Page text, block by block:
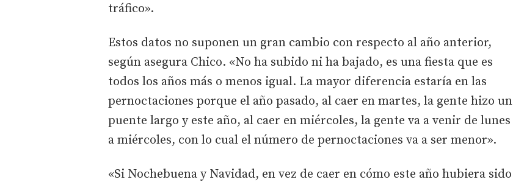
tráfico».
Estos datos no suponen un gran cambio con respecto al año anterior,
según asegura Chico. «No ha subido ni ha bajado, es una fiesta que es
todos los años más o menos igual. La mayor diferencia estaría en las
pernoctaciones porque el año pasado, al caer en martes, la gente hizo un
puente largo y este año, al caer en miércoles, la gente va a venir de lunes
a miércoles, con lo cual el número de pernoctaciones va a ser menor».
«Si Nochebuena y Navidad, en vez de caer en cómo este año hubiera sido